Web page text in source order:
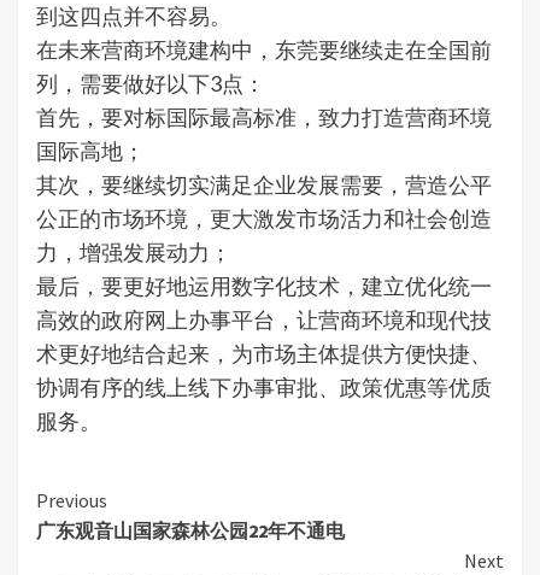
到这四点并不容易。
在未来营商环境建构中，东莞要继续走在全国前
列，需要做好以下3点：
首先，要对标国际最高标准，致力打造营商环境
国际高地；
其次，要继续切实满足企业发展需要，营造公平
公正的市场环境，更大激发市场活力和社会创造
力，增强发展动力；
最后，要更好地运用数字化技术，建立优化统一
高效的政府网上办事平台，让营商环境和现代技
术更好地结合起来，为市场主体提供方便快捷、
协调有序的线上线下办事审批、政策优惠等优质
服务。
Continue
Reading
Previous
广东观音山国家森林公园22年不通电
Next